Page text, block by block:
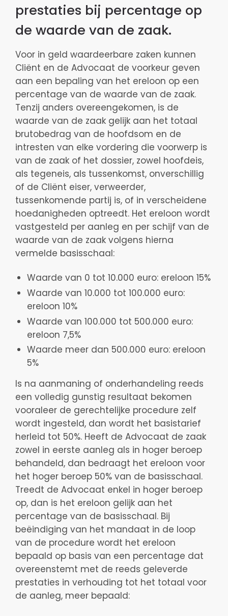
prestaties bij percentage op
de waarde van de zaak.
Voor in geld waardeerbare zaken kunnen
Cliënt en de Advocaat de voorkeur geven
aan een bepaling van het ereloon op een
percentage van de waarde van de zaak.
Tenzij anders overeengekomen, is de
waarde van de zaak gelijk aan het totaal
brutobedrag van de hoofdsom en de
intresten van elke vordering die voorwerp is
van de zaak of het dossier, zowel hoofdeis,
als tegeneis, als tussenkomst, onverschillig
of de Cliënt eiser, verweerder,
tussenkomende partij is, of in verscheidene
hoedanigheden optreedt. Het ereloon wordt
vastgesteld per aanleg en per schijf van de
waarde van de zaak volgens hierna
vermelde basisschaal:
Waarde van 0 tot 10.000 euro: ereloon 15%
Waarde van 10.000 tot 100.000 euro:
ereloon 10%
Waarde van 100.000 tot 500.000 euro:
ereloon 7,5%
Waarde meer dan 500.000 euro: ereloon
5%
Is na aanmaning of onderhandeling reeds
een volledig gunstig resultaat bekomen
vooraleer de gerechtelijke procedure zelf
wordt ingesteld, dan wordt het basistarief
herleid tot 50%. Heeft de Advocaat de zaak
zowel in eerste aanleg als in hoger beroep
behandeld, dan bedraagt het ereloon voor
het hoger beroep 50% van de basisschaal.
Treedt de Advocaat enkel in hoger beroep
op, dan is het ereloon gelijk aan het
percentage van de basisschaal. Bij
beëindiging van het mandaat in de loop
van de procedure wordt het ereloon
bepaald op basis van een percentage dat
overeenstemt met de reeds geleverde
prestaties in verhouding tot het totaal voor
de aanleg, meer bepaald: